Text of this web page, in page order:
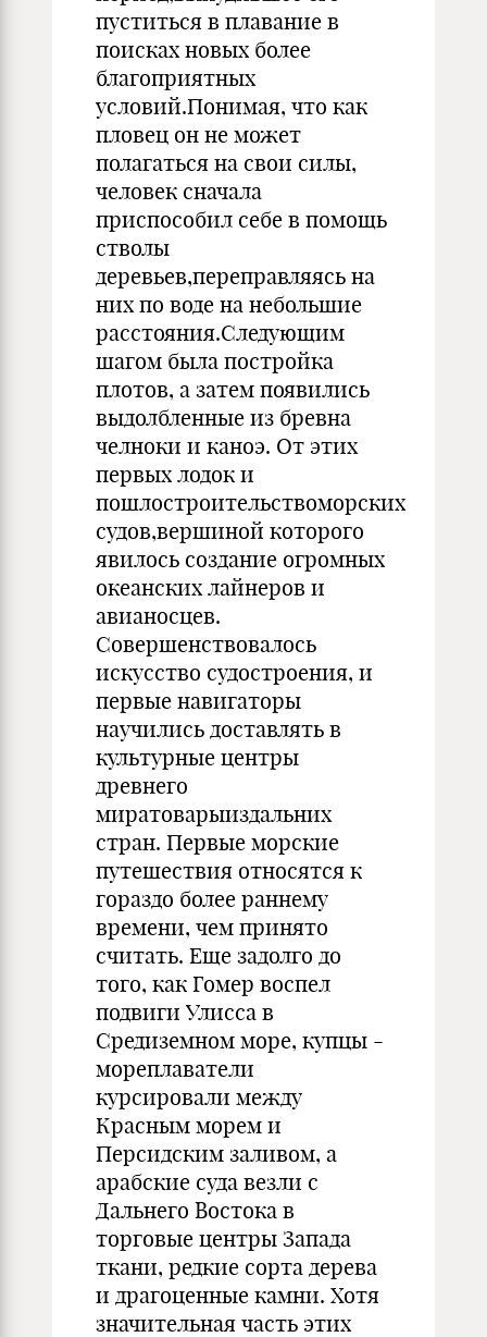
пуститься в плавание в
поисках новых более
благоприятных
условий.Понимая, что как
пловец он не может
полагаться на свои силы,
человек сначала
приспособил себе в помощь
стволы
деревьев,переправляясь на
них по воде на небольшие
расстояния.Следующим
шагом была постройка
плотов, а затем появились
выдолбленные из бревна
челноки и каноэ. От этих
первых лодок и
пошлостроительствоморских
судов,вершиной которого
явилось создание огромных
океанских лайнеров и
авианосцев.
Совершенствовалось
искусство судостроения, и
первые навигаторы
научились доставлять в
культурные центры
древнего
миратоварыиздальних
стран. Первые морские
путешествия относятся к
гораздо более раннему
времени, чем принято
считать. Еще задолго до
того, как Гомер воспел
подвиги Улисса в
Средиземном море, купцы -
мореплаватели
курсировали между
Красным морем и
Персидским заливом, а
арабские суда везли с
Дальнего Востока в
торговые центры Запада
ткани, редкие сорта дерева
и драгоценные камни. Хотя
значительная часть этих